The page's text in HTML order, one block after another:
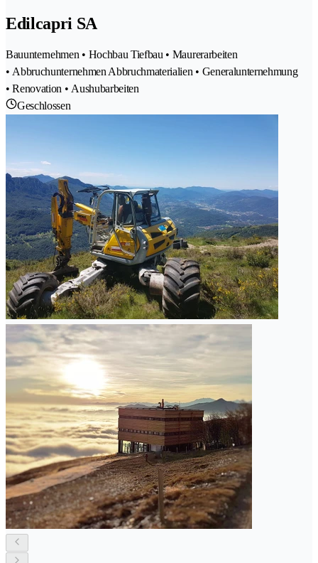
Edilcapri SA
Bauunternehmen • Hochbau Tiefbau • Maurerarbeiten
• Abbruchunternehmen Abbruchmaterialien • Generalunternehmung
• Renovation • Aushubarbeiten
Geschlossen